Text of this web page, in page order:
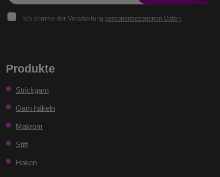
Ich stimme der Verarbeitung personenbezogenen Daten.
Formular
nicht
gesendet
werden
Produkte
Strickgarn
Garn häkeln
Makrom
Stift
Haken